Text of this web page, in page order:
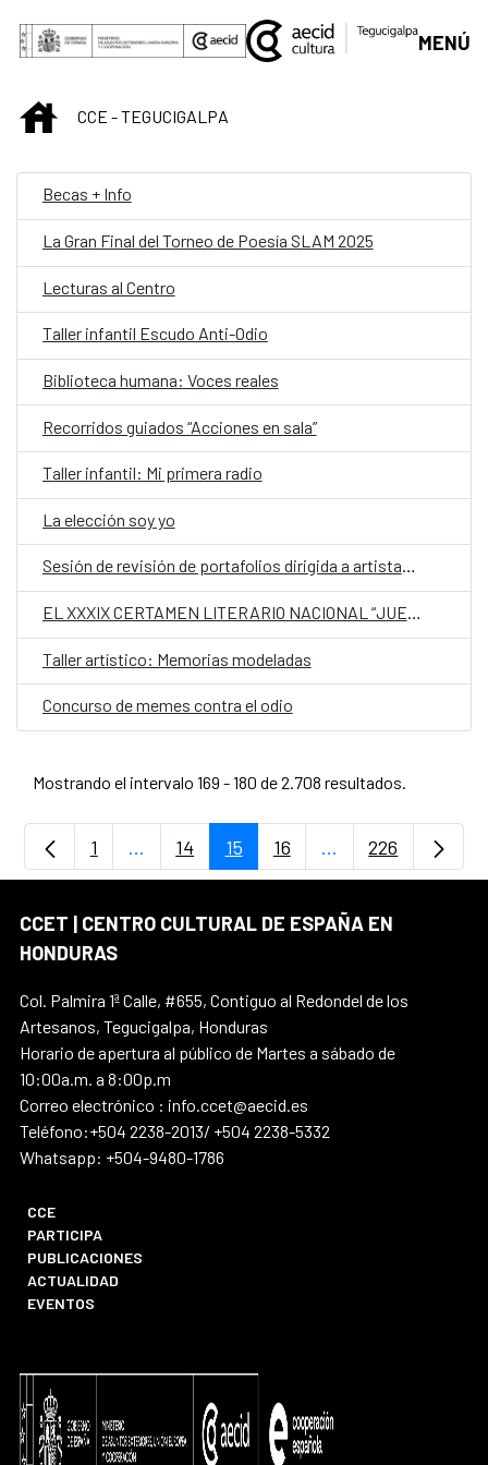
Saltar al contenido principal
MENÚ
INICIOCCE - TEGUCIGALPA
Becas + Info
La Gran Final del Torneo de Poesía SLAM 2025
Lecturas al Centro
Taller infantil Escudo Anti-Odio
Biblioteca humana: Voces reales
Recorridos guiados “Acciones en sala”
Taller infantil: Mi primera radio
La elección soy yo
Sesión de revisión de portafolios dirigida a artistas visuales
EL XXXIX CERTAMEN LITERARIO NACIONAL “JUEGOS FLORALES” DE SANTA ROSA DE COPÁN
Taller artístico: Memorias modeladas
Concurso de memes contra el odio
Mostrando el intervalo 169 - 180 de 2.708 resultados.
Página
1 ...Páginas intermedias Use TAB para
Página
14 Página
15 Página
16 ...PáginasPágina
226
CCET | CENTRO CULTURAL DE ESPAÑA EN
HONDURAS
Col. Palmira 1ª Calle, #655, Contiguo al Redondel de los
Artesanos, Tegucigalpa, Honduras
Horario de apertura al público de Martes a sábado de
10:00a.m. a 8:00p.m
Correo electrónico : info.ccet@aecid.es
Teléfono:+504 2238-2013/ +504 2238-5332
Whatsapp: +504-9480-1786
CCE
PARTICIPA
PUBLICACIONES
ACTUALIDAD
EVENTOS